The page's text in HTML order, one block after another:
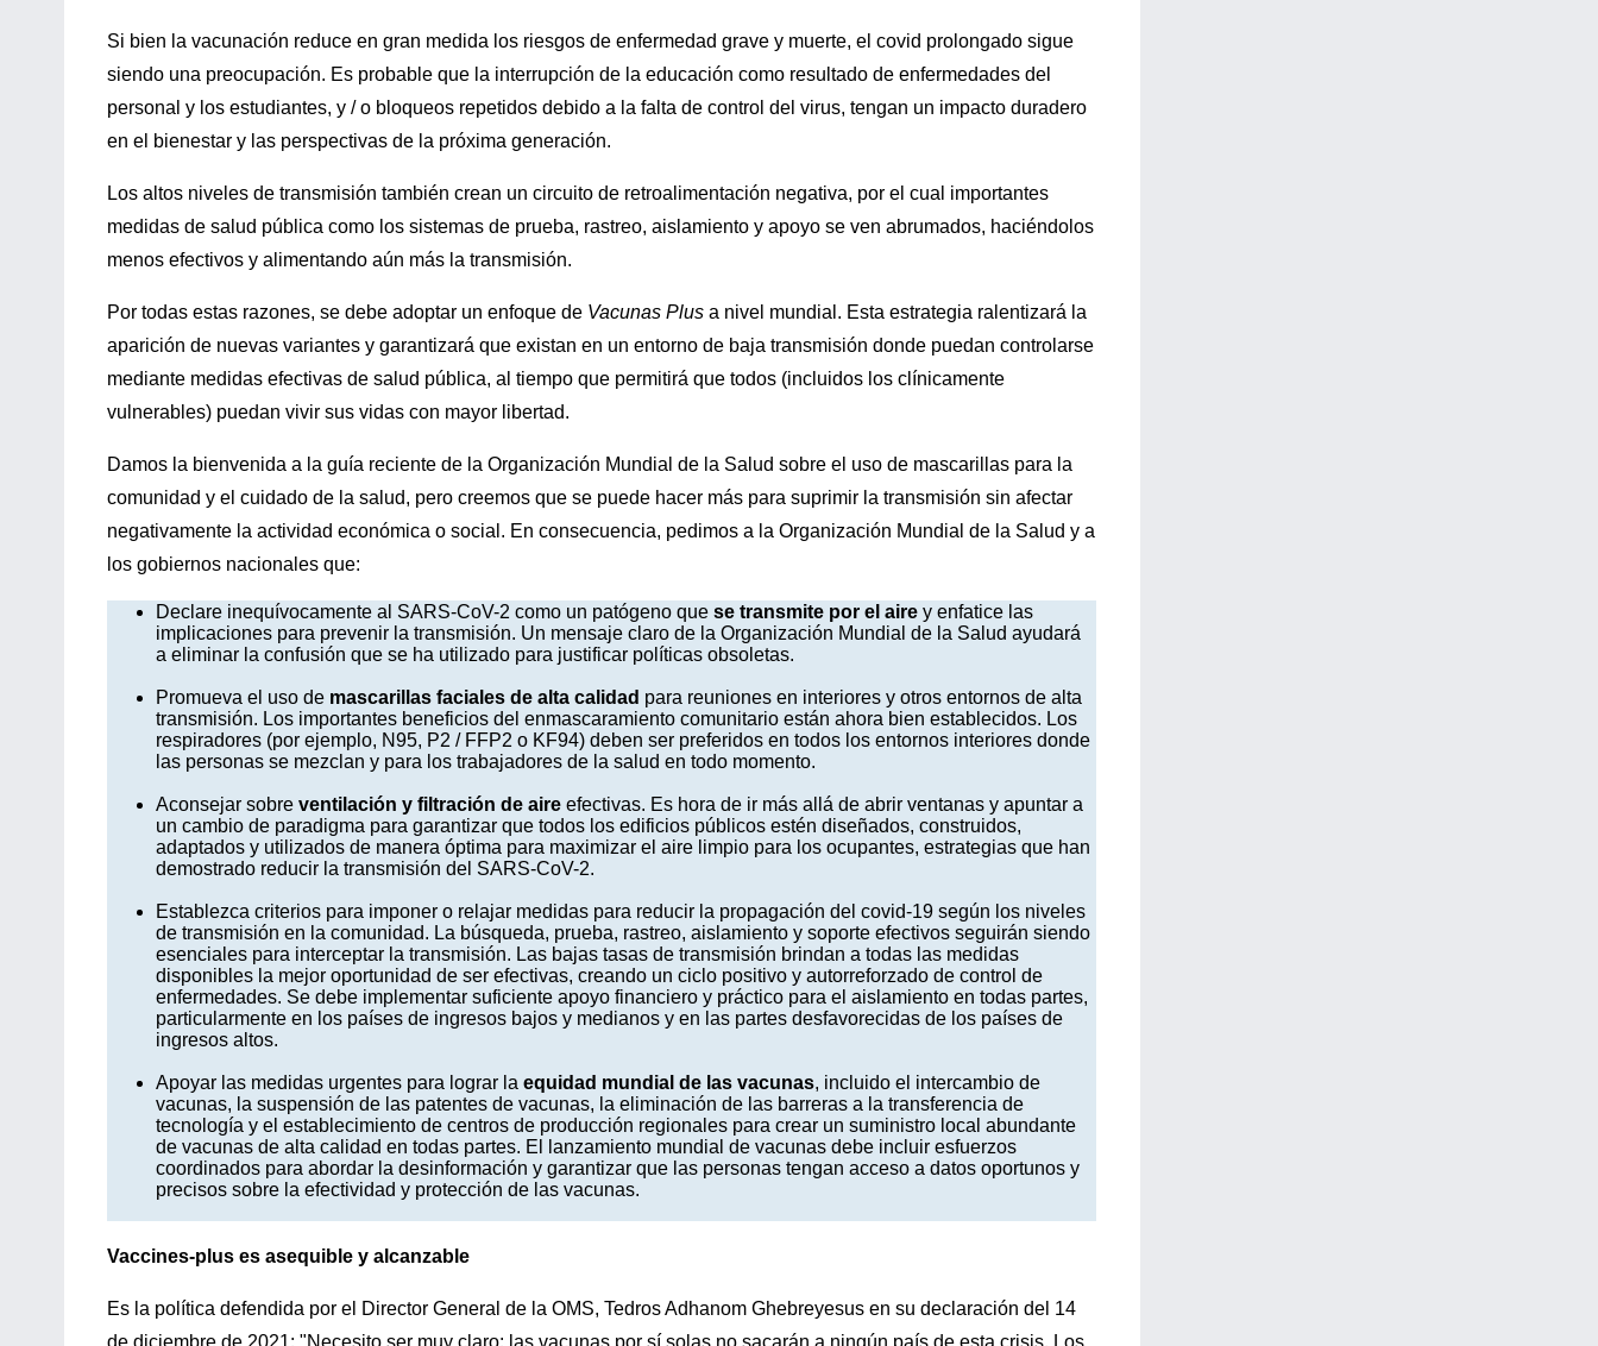
Si bien la vacunación reduce en gran medida los riesgos de enfermedad grave y muerte, el covid prolongado sigue
siendo una preocupación. Es probable que la interrupción de la educación como resultado de enfermedades del
personal y los estudiantes, y / o bloqueos repetidos debido a la falta de control del virus, tengan un impacto duradero
en el bienestar y las perspectivas de la próxima generación.
Los altos niveles de transmisión también crean un circuito de retroalimentación negativa, por el cual importantes
medidas de salud pública como los sistemas de prueba, rastreo, aislamiento y apoyo se ven abrumados, haciéndolos
menos efectivos y alimentando aún más la transmisión.
Por todas estas razones, se debe adoptar un enfoque de Vacunas Plus a nivel mundial. Esta estrategia ralentizará la
aparición de nuevas variantes y garantizará que existan en un entorno de baja transmisión donde puedan controlarse
mediante medidas efectivas de salud pública, al tiempo que permitirá que todos (incluidos los clínicamente
vulnerables) puedan vivir sus vidas con mayor libertad.
Damos la bienvenida a la guía reciente de la Organización Mundial de la Salud sobre el uso de mascarillas para la
comunidad y el cuidado de la salud, pero creemos que se puede hacer más para suprimir la transmisión sin afectar
negativamente la actividad económica o social. En consecuencia, pedimos a la Organización Mundial de la Salud y a
los gobiernos nacionales que:
Declare inequívocamente al SARS-CoV-2 como un patógeno que se transmite por el aire y enfatice las
implicaciones para prevenir la transmisión. Un mensaje claro de la Organización Mundial de la Salud ayudará
a eliminar la confusión que se ha utilizado para justificar políticas obsoletas.
Promueva el uso de mascarillas faciales de alta calidad para reuniones en interiores y otros entornos de alta
transmisión. Los importantes beneficios del enmascaramiento comunitario están ahora bien establecidos. Los
respiradores (por ejemplo, N95, P2 / FFP2 o KF94) deben ser preferidos en todos los entornos interiores donde
las personas se mezclan y para los trabajadores de la salud en todo momento.
Aconsejar sobre ventilación y filtración de aire efectivas. Es hora de ir más allá de abrir ventanas y apuntar a
un cambio de paradigma para garantizar que todos los edificios públicos estén diseñados, construidos,
adaptados y utilizados de manera óptima para maximizar el aire limpio para los ocupantes, estrategias que han
demostrado reducir la transmisión del SARS-CoV-2.
Establezca criterios para imponer o relajar medidas para reducir la propagación del covid-19 según los niveles
de transmisión en la comunidad. La búsqueda, prueba, rastreo, aislamiento y soporte efectivos seguirán siendo
esenciales para interceptar la transmisión. Las bajas tasas de transmisión brindan a todas las medidas
disponibles la mejor oportunidad de ser efectivas, creando un ciclo positivo y autorreforzado de control de
enfermedades. Se debe implementar suficiente apoyo financiero y práctico para el aislamiento en todas partes,
particularmente en los países de ingresos bajos y medianos y en las partes desfavorecidas de los países de
ingresos altos.
Apoyar las medidas urgentes para lograr la equidad mundial de las vacunas, incluido el intercambio de
vacunas, la suspensión de las patentes de vacunas, la eliminación de las barreras a la transferencia de
tecnología y el establecimiento de centros de producción regionales para crear un suministro local abundante
de vacunas de alta calidad en todas partes. El lanzamiento mundial de vacunas debe incluir esfuerzos
coordinados para abordar la desinformación y garantizar que las personas tengan acceso a datos oportunos y
precisos sobre la efectividad y protección de las vacunas.
Vaccines-plus es asequible y alcanzable
Es la política defendida por el Director General de la OMS, Tedros Adhanom Ghebreyesus en su declaración del 14
de diciembre de 2021: "Necesito ser muy claro: las vacunas por sí solas no sacarán a ningún país de esta crisis. Los